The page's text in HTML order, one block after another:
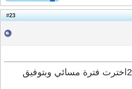
23
انا كمان الدمام عمري 24اخترت فترة مسائي وبتوفيق